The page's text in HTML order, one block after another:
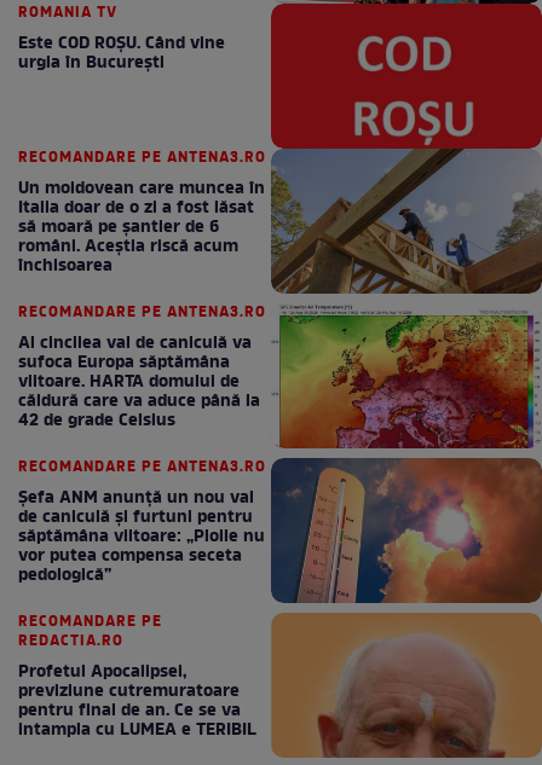
ROMANIA TV
Este COD ROŞU. Când vine
urgia în Bucureşti
RECOMANDARE PE ANTENA3.RO
Un moldovean care muncea în
Italia doar de o zi a fost lăsat
să moară pe şantier de 6
români. Aceștia riscă acum
închisoarea
RECOMANDARE PE ANTENA3.RO
Al cincilea val de caniculă va
sufoca Europa săptămâna
viitoare. HARTA domului de
căldură care va aduce până la
42 de grade Celsius
RECOMANDARE PE ANTENA3.RO
Șefa ANM anunță un nou val
de caniculă și furtuni pentru
săptămâna viitoare: „Ploile nu
vor putea compensa seceta
pedologică”
RECOMANDARE PE
REDACTIA.RO
Profetul Apocalipsei,
previziune cutremuratoare
pentru final de an. Ce se va
intampla cu LUMEA e TERIBIL